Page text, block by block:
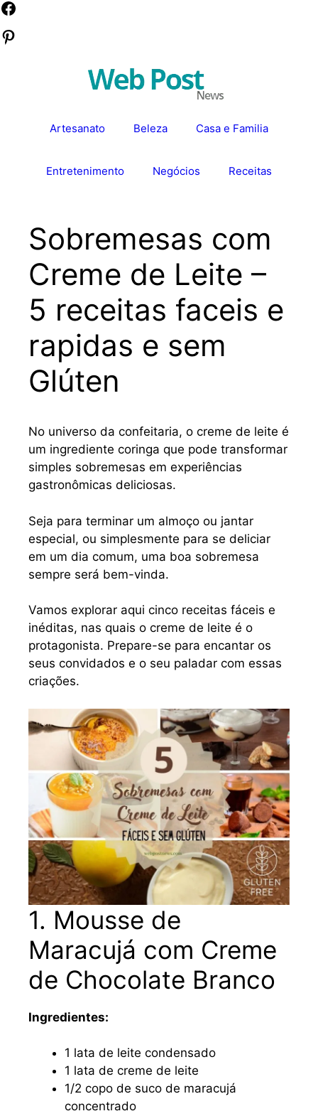
Pular
o
Artesanato Beleza Casa e Familia
Entretenimento Negócios Receitas
Sobremesas com
Creme de Leite –
5 receitas faceis e
rapidas e sem
Glúten
No universo da confeitaria, o creme de leite é
um ingrediente coringa que pode transformar
simples sobremesas em experiências
gastronômicas deliciosas.
Seja para terminar um almoço ou jantar
especial, ou simplesmente para se deliciar
em um dia comum, uma boa sobremesa
sempre será bem-vinda.
Vamos explorar aqui cinco receitas fáceis e
inéditas, nas quais o creme de leite é o
protagonista. Prepare-se para encantar os
seus convidados e o seu paladar com essas
criações.
1. Mousse de
Maracujá com Creme
de Chocolate Branco
Ingredientes:
1 lata de leite condensado
1 lata de creme de leite
1/2 copo de suco de maracujá
concentrado